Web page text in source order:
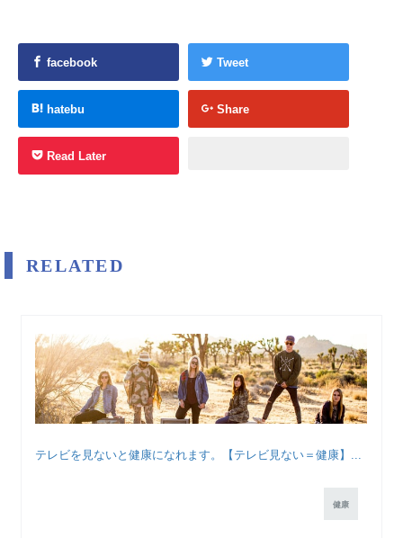
facebook Tweet
hatebu Share
Read Later
RELATED
テレビを見ないと健康になれます。【テレビ見ない＝健康】...
健康